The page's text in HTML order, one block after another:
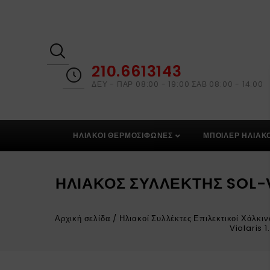
210.6613143
ΔΕΥ - ΠΑΡ 08:00 - 19:00 ΣΑΒ 08:00 - 14:00
ΗΛΙΑΚΟΙ ΘΕΡΜΟΣΙΦΩΝΕΣ ΜΠΟΙΛΕΡ
ΗΛΙΑΚΌΣ ΣΥΛΛΈΚΤΗΣ SOL-
Αρχική σελίδα / Ηλιακοί Συλλέκτες Επιλεκτικοί
Violaris